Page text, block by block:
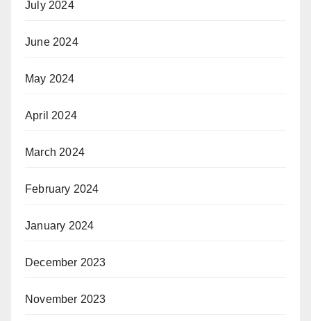
July 2024
June 2024
May 2024
April 2024
March 2024
February 2024
January 2024
December 2023
November 2023